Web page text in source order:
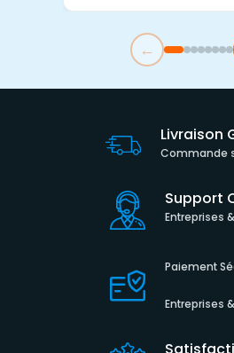
←
Livraison
Commande
Support
Entreprises
Paiement
Entreprises